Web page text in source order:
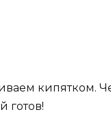
кипятком.
готов!